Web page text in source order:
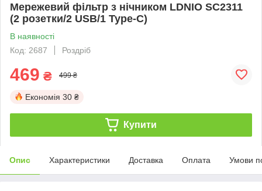
Мережевий фільтр з нічником LDNIO SC2311
(2 розетки/2 USB/1 Type-C)
В наявності
Код: 2687
Роздріб
469 ₴ 499 ₴
Економія 30 ₴
Купити
Опис Характеристики Доставка Оплата Умови